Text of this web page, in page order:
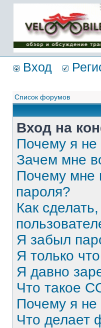
Имя пользователя:
Пароль:
{ LOG_ME_IN_SHORT
}
Вход
Список форумов
Вход на
Почему я не
Зачем мне
Почему мне
пароля?
Как
Я забыл
Я только
Я давно
Что такое
Почему я не
Что делает